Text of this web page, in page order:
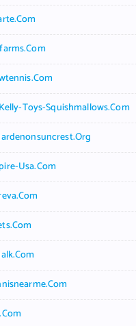
Toys-Squishmallows.com
Usa.com